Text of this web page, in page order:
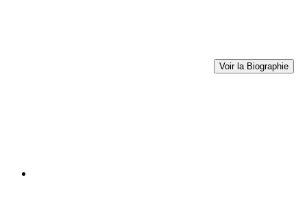
Voir la Biographie